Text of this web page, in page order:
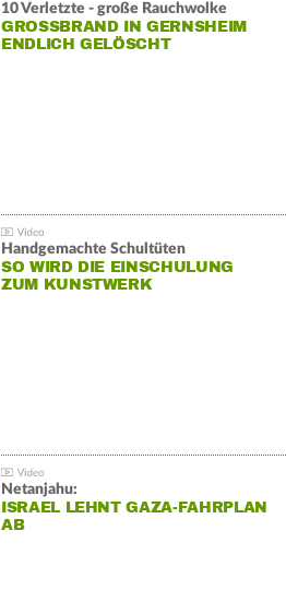
10 Verletzte - große Rauchwolke
GROSSBRAND IN GERNSHEIM E
NDLICH GELÖSCHT
Handgemachte Schultüten
SO WIRD DIE EINSCHULUNG
ZUM KUNSTWERK
Netanjahu:
ISRAEL LEHNT GAZA-FAHRPLAN
AB